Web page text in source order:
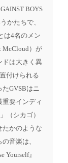
BOYS
かたちで、
は4名のメン
McCloud）が
ドは大きく異
付けられる
GVSBはニ
重要インディ
（シカゴ）
たかのような
音楽は、
Yourself』